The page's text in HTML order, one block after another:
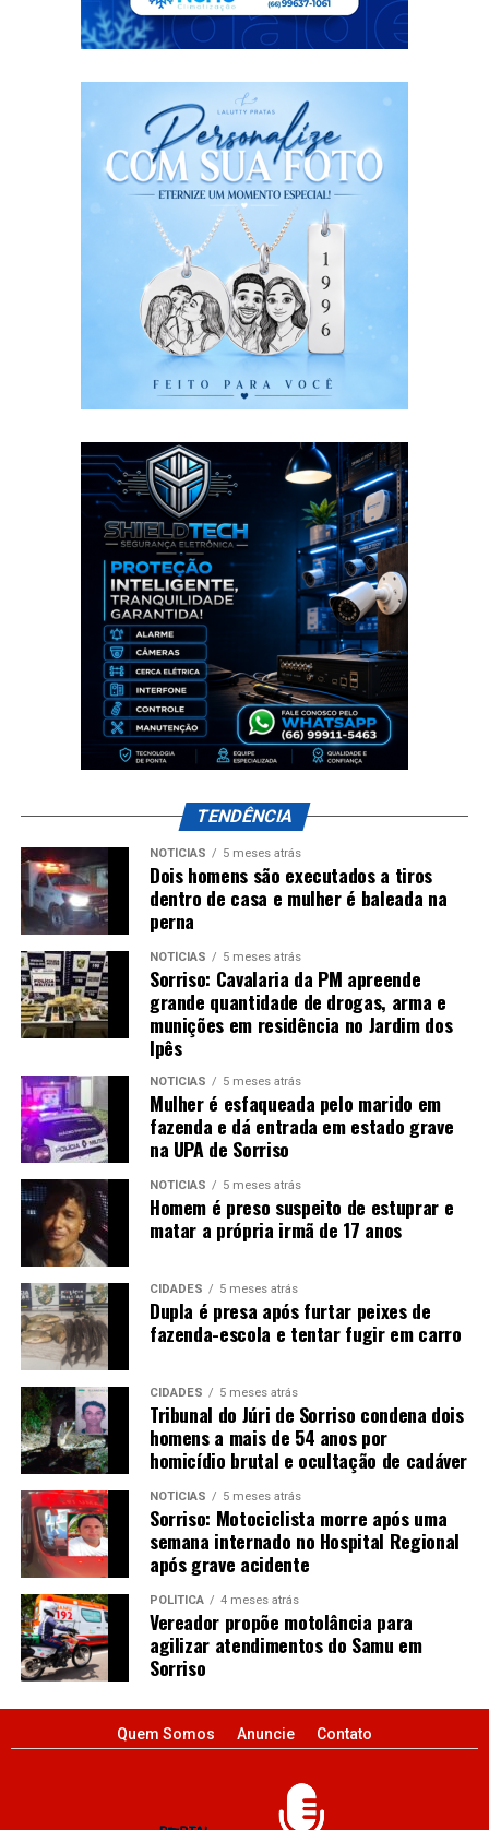
TENDÊNCIA
NOTÍCIAS 5 meses atrás
Dois homens são executados a tiros
dentro de casa e mulher é baleada na
perna
NOTÍCIAS 5 meses atrás
Sorriso: Cavalaria da PM apreende
grande quantidade de drogas, arma e
munições em residência no Jardim dos
Ipês
NOTÍCIAS 5 meses atrás
Mulher é esfaqueada pelo marido em
fazenda e dá entrada em estado grave
na UPA de Sorriso
NOTÍCIAS 5 meses atrás
Homem é preso suspeito de estuprar e
matar a própria irmã de 17 anos
CIDADES 5 meses atrás
Dupla é presa após furtar peixes de
fazenda-escola e tentar fugir em carro
CIDADES 5 meses atrás
Tribunal do Júri de Sorriso condena dois
homens a mais de 54 anos por
homicídio brutal e ocultação de cadáver
NOTÍCIAS 5 meses atrás
Sorriso: Motociclista morre após uma
semana internado no Hospital Regional
após grave acidente
POLÍTICA 4 meses atrás
Vereador propõe motolância para
agilizar atendimentos do Samu em
Sorriso
Quem Somos Anuncie Contato